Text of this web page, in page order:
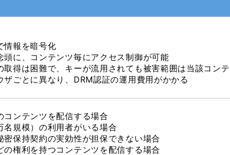
情報を暗号化
頭に、コンテンツ毎にアクセス制御が可能
取得は困難で、キーが流用されても被害範囲は当該コン
ザごとに異なり、DRM認証の運用費用がかかる
コンテンツを配信する場合
名規模）の利用者がいる場合
密保持契約の実効性が担保できない場合
の権利を持つコンテンツを配信する場合